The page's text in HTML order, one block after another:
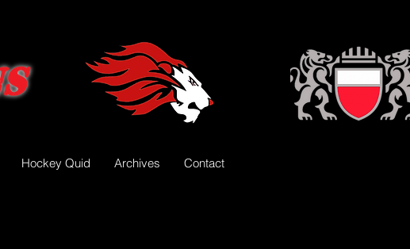
Hockey Quid Archives Contact